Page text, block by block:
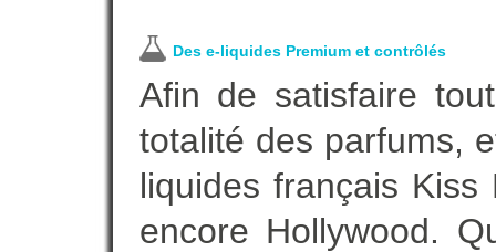
Des e-liquides Premium et contrôlés
Afin de satisfaire
totalité des parfums,
liquides français
encore Hollywood.